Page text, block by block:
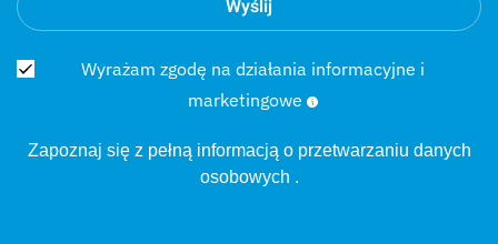
Wyślij
Wyrażam zgodę na działania informacyjne i
marketingowe
Zapoznaj się z pełną informacją o przetwarzaniu danych
osobowych .